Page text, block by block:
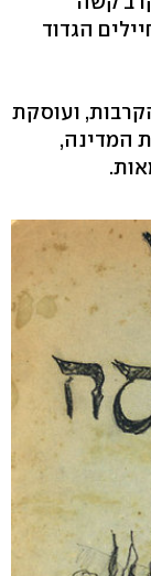
הגדוד
ועוסקת
המדינה,